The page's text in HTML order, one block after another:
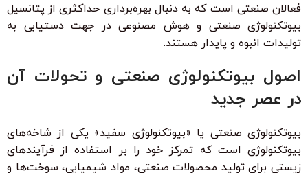
فعالان صنعتی است که به دنبال بهره‌برداری حداکثری از پتانسیل
بیوتکنولوژی صنعتی و هوش مصنوعی در جهت دستیابی به
تولیدات انبوه و پایدار هستند.
اصول بیوتکنولوژی صنعتی و تحولات آن
در عصر جدید
بیوتکنولوژی صنعتی یا «بیوتکنولوژی سفید» یکی از شاخه‌های
بیوتکنولوژی است که تمرکز خود را بر استفاده از فرآیندهای
زیستی برای تولید محصولات صنعتی، مواد شیمیایی، سوخت‌ها و